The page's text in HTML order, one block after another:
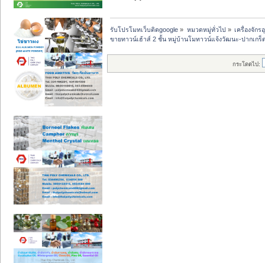
รับโปรโมทเว็บติดgoogle » หมวดหมู่ทั่วไป» เครื่องจัก
ขายทาวน์เฮ้าส์ 2 ชั้น หมู่บ้านโมทาวน์แจ้งวัฒนะ-ปากเกร็
กระโดดไป: